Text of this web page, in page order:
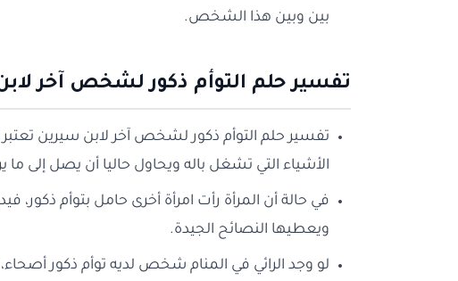
بين وبين هذا الشخص.
تفسير حلم التوأم ذكور لشخص آخر
تفسير حلم التوأم ذكور لشخص آخر لابن سيرين تعتبر
الأشياء التي تشغل باله ويحاول حاليا أن يصل إلى ما
في حالة أن المرأة رأت امرأة أخرى حامل بتوأم ذكور،
ويعطيها النصائح الجيدة.
لو وجد الرائي في المنام شخص لديه توأم ذكور أصحاء،